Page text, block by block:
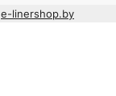
e-linershop.by